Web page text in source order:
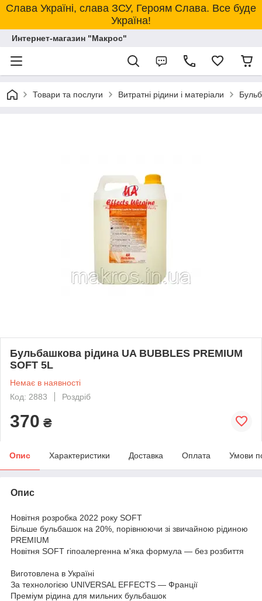
Слава Україні, слава ЗСУ, Героям Слава. Все буде
Україна!
Интернет-магазин "Макрос"
Товари та послуги Витратні рідини і матеріали
Бульбашкова рідина UA BUBBLES PREMIUM
SOFT 5L
Немає в наявності
Код: 2883
Роздріб
370 ₴
Опис Характеристики Доставка Оплата Умови
Опис
Новітня розробка 2022 року SOFT
Більше бульбашок на 20%, порівнюючи зі звичайною рідиною
PREMIUM
Новітня SOFT гіпоалергенна м'яка формула — без розбиття
Виготовлена в Україні
За технологією UNIVERSAL EFFECTS — Франції
Преміум рідина для мильних бульбашок